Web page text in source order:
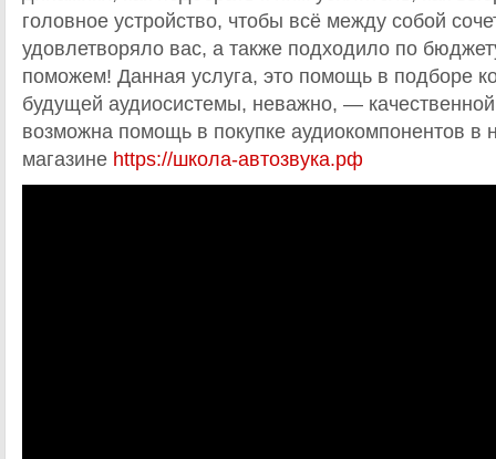
головное устройство, чтобы всё между собой
удовлетворяло вас, а также подходило по
поможем! Данная услуга, это помощь в подборе
будущей аудиосистемы, неважно, —
возможна помощь в покупке аудиокомпонентов в
магазине https://школа-автозвука.рф